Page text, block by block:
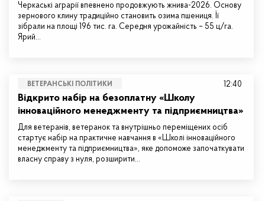
Черкаські аграрії впевнено продовжують жнива-2026. Основу
зернового клину традиційно становить озима пшениця. Її
зібрали на площі 196 тис. га. Середня урожайність – 55 ц/га.
Ярий…
ВЕТЕРАНСЬКІ ПОЛІТИКИ
Відкрито набір на безоплатну «Школу
інноваційного менеджменту та підприємництва»
Для ветеранів, ветеранок та внутрішньо переміщених осіб
стартує набір на практичне навчання в «Школі інноваційного
менеджменту та підприємництва», яке допоможе започаткувати
власну справу з нуля, розширити…
12:40